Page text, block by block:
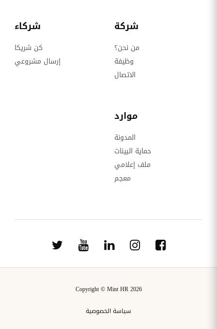
شركة
من نحن؟
وظيفة
الاتصال
شركاء
كن شريكا
إرسال مشروعي
موارد
المدونة
حماية البينات
ملف إعلامي
معجم
Copyright © Mint HR 2026
سياسة الخصوصية